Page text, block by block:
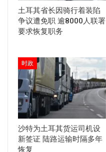
土耳其省长因骑行着装陷
争议遭免职 逾8000人联署
要求恢复职务
时政
沙特为土耳其货运司机设
新签证 陆路运输时隔多年
恢复